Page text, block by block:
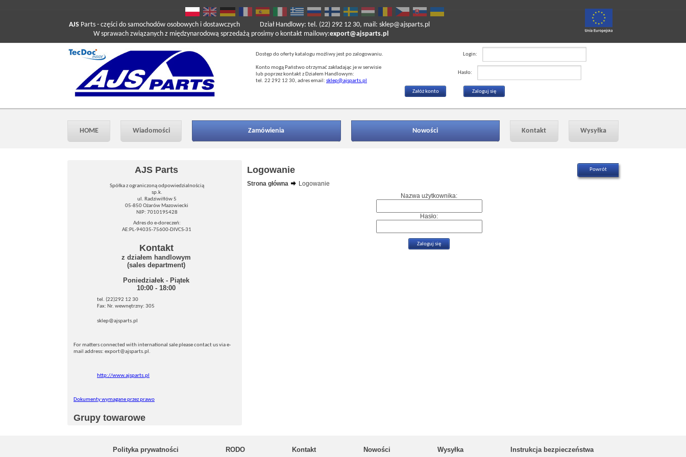
AJS Parts - części do samochodów osobowych i dostawczych
W sprawach związanych z międzynarodową sprzedażą prosimy o kontakt mailowy:export@ajsparts.pl
Dział Handlowy: tel. (22) 292 12 30, mail: sklep@ajsparts.pl
Dostęp do oferty katalogu możliwy jest po zalogowaniu.
Konto mogą Państwo otrzymać zakładając je w serwisie
lub poprzez kontakt z Działem Handlowym:
tel. 22 292 12 30, adres email: sklep@ajsparts.pl
Login:
Hasło:
Załóż konto
HOME Wiadomości Zamówienia Nowości Kontakt Wysyłka
AJS Parts
Spółka z ograniczoną odpowiedzialnością
sp.k.
ul. Radziwiłłów 5
05-850 Ożarów Mazowiecki
NIP: 7010195428
Adres do e-doreczeń:
AE:PL-94035-75600-DIVCS-31
Kontakt
z działem handlowym
(sales department)
Poniedziałek - Piątek
10:00 - 18:00
tel. (22)292 12 30
Fax: Nr. wewnętrzny: 305
sklep@ajsparts.pl
For matters connected with international sale please contact us via e-
mail address: export@ajsparts.pl.
http://www.ajsparts.pl
Dokumenty wymagane przez prawo
Grupy towarowe
Logowanie
Strona główna
Logowanie
Nazwa użytkownika:
Hasło:
Polityka prywatności RODO Kontakt Nowości Wysyłka Instrukcja bezpieczeństwa